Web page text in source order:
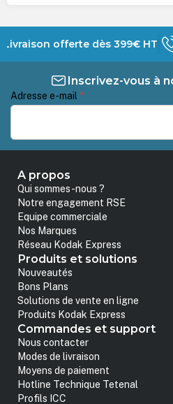
Livraison offerte dès 399€ HT
Inscrivez-vous à
Adresse e-mail *
A propos
Qui sommes-nous ?
Notre engagement RSE
Equipe commerciale
Nos Marques
Réseau Kodak Express
Produits et solutions
Nouveautés
Bons Plans
Solutions de vente en ligne
Produits Kodak Express
Commandes et support
Nous contacter
Modes de livraison
Moyens de paiement
Hotline Technique Tetenal
Profils ICC